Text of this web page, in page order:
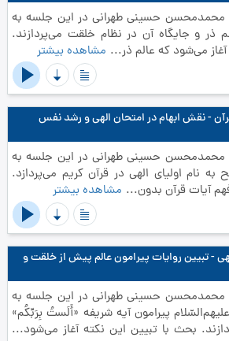
محمدمحسن حسینی طهرانی در این جلسه به
ذر و جایگاه آن در نظام خلقت می‌پردازند.
می‌شود که عالم ذر... مشاهده بیشتر
- نقش ابهام در امتحان الهی و رشد نفس
محمدمحسن حسینی طهرانی در این جلسه به
نام اولیای الهی در قرآن کریم می‌پردازد.
آیات قرآن بدون... مشاهده بیشتر
- تبیین روایات پیرامون عالم پیش از خلقت و
محمدمحسن حسینی طهرانی در این جلسه به
پیرامون آیه شریفه «أَلَستُ بِرَبِّكُم»
بحث با تبیین این نکته آغاز می‌شود...